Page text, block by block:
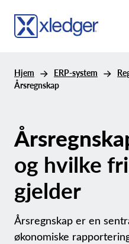
Hjem ERP-system
Årsregnskap
og hvilke
gjelder
Årsregnskap er en
økonomiske